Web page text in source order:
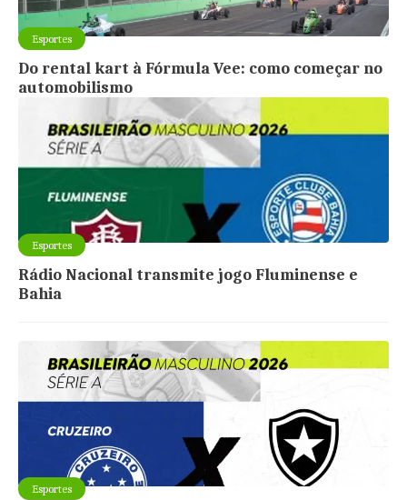
Esportes
Do rental kart à Fórmula Vee: como começar no
automobilismo
Esportes
Rádio Nacional transmite jogo Fluminense e
Bahia
Esportes